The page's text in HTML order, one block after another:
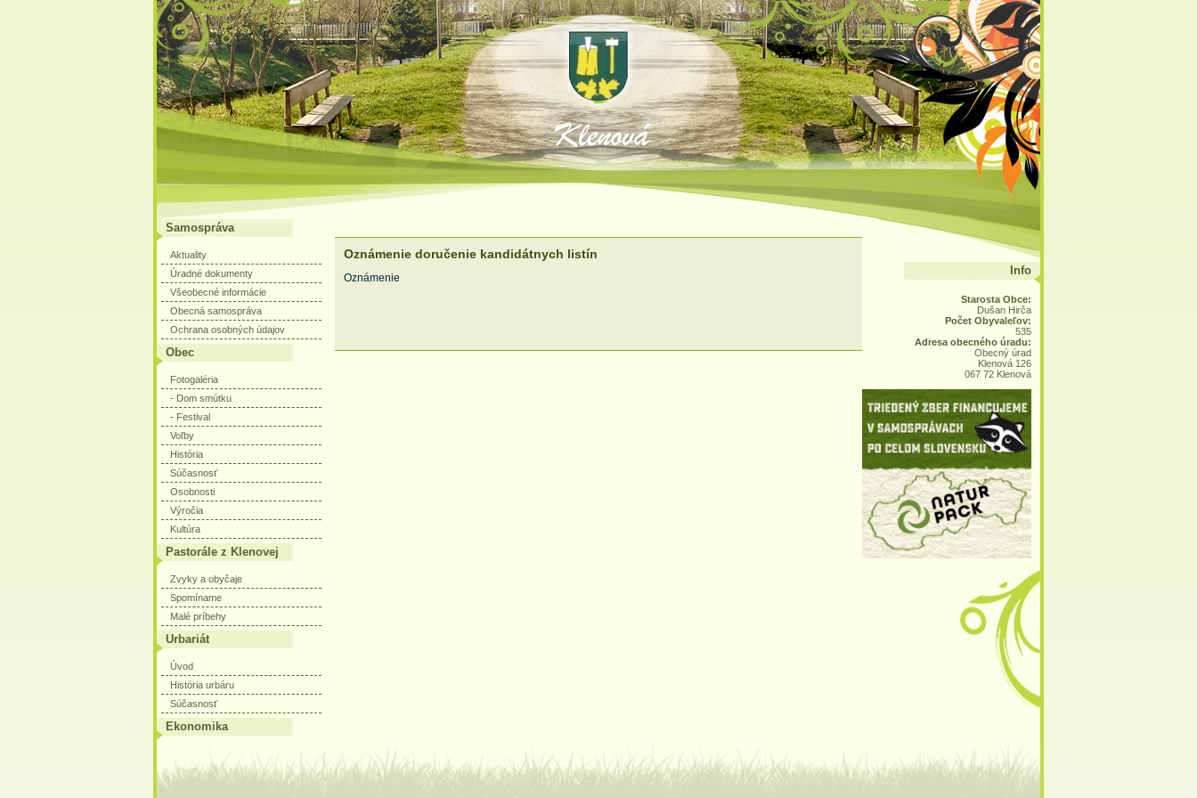
Samospráva
Aktuality
Úradné dokumenty
Všeobecné informácie
Obecná samospráva
Ochrana osobných údajov
Obec
Fotogaléria
- Dom smútku
- Festival
Voľby
História
Súčasnosť
Osobnosti
Výročia
Kultúra
Pastorále z Klenovej
Zvyky a obyčaje
Spomíname
Malé príbehy
Urbariát
Úvod
História urbáru
Súčasnosť
Ekonomika
Oznámenie doručenie kandidátnych listín
Oznámenie
Info
Starosta Obce:
Dušan Hirča
Počet Obyvaleľov:
535
Adresa obecného úradu:
Obecný úrad
Klenová 126
067 72 Klenová